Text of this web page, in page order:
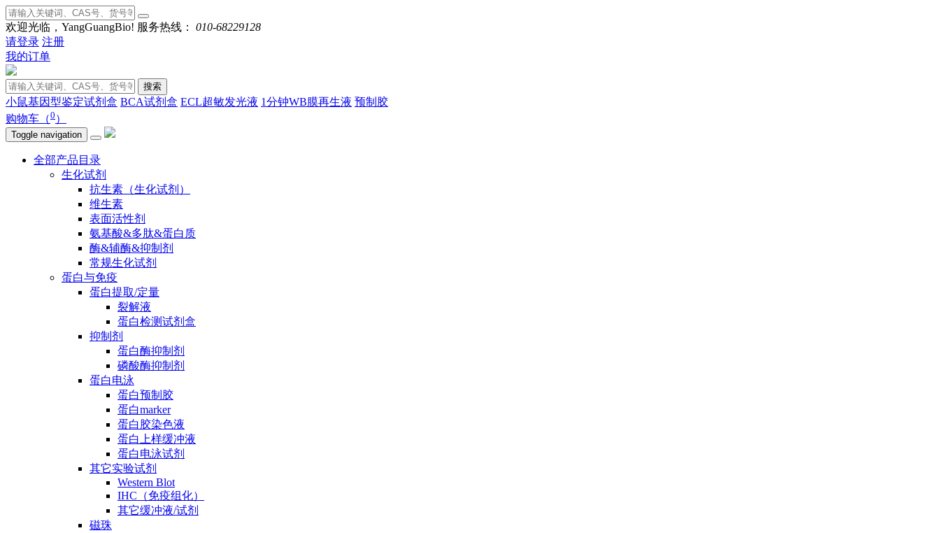
欢迎光临，YangGuangBio! 服务热线： 010-68229128
请登录 注册
我的订单
搜索
小鼠基因型鉴定试剂盒 BCA试剂盒 ECL超敏发光液 1分钟WB膜再生液 预制胶
购物车（0 ）
Toggle navigation
全部产品目录
生化试剂
抗生素（生化试剂）
维生素
表面活性剂
氨基酸&多肽&蛋白质
酶&辅酶&抑制剂
常规生化试剂
蛋白与免疫
蛋白提取/定量
裂解液
蛋白检测试剂盒
抑制剂
蛋白酶抑制剂
磷酸酶抑制剂
蛋白电泳
蛋白预制胶
蛋白marker
蛋白胶染色液
蛋白上样缓冲液
蛋白电泳试剂
其它实验试剂
Western Blot
IHC（免疫组化）
其它缓冲液/试剂
磁珠